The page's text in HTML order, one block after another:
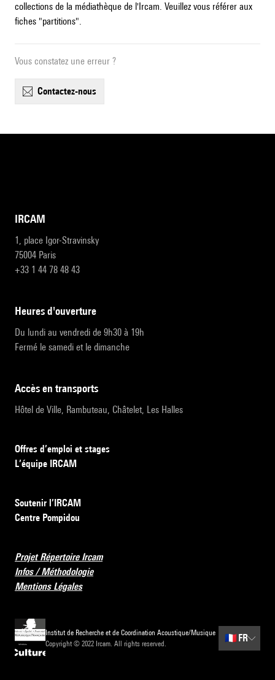
collections de la médiathèque de l'Ircam. Veuillez vous référer aux
fiches "partitions".
Vous constatez une erreur ?
contactez-nous
IRCAM
1, place Igor-Stravinsky
75004 Paris
+33 1 44 78 48 43
heures d'ouverture
Du lundi au vendredi de 9h30 à 19h
Fermé le samedi et le dimanche
accès en transports
Hôtel de Ville, Rambuteau, Châtelet, Les Halles
Offres d’emploi et stages
L’équipe IRCAM
Soutenir l’IRCAM
Centre Pompidou
Projet Répertoire Ircam
Infos / Méthodologie
Mentions Légales
Institut de Recherche et de Coordination Acoustique/Musique
Copyright © 2022 Ircam. All rights reserved.
🇫🇷 FR